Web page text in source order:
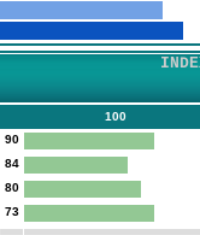
100
90
84
80
73